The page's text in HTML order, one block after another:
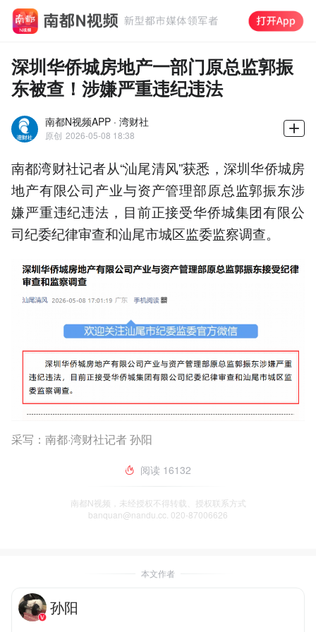
深圳华侨城房地产一部门原总监郭振
东被查！涉嫌严重违纪违法
南都N视频APP · 湾财社
原创 2026-05-08 18:38
南都湾财社记者从“汕尾清风”获悉，深圳华侨城房
地产有限公司产业与资产管理部原总监郭振东涉
嫌严重违纪违法，目前正接受华侨城集团有限公
司纪委纪律审查和汕尾市城区监委监察调查。
采写：南都·湾财社记者 孙阳
阅读 16132
南都N视频，未经授权不得转载、授权联系方式
banquan@nandu.cc. 020-87006626
本文作者
孙阳